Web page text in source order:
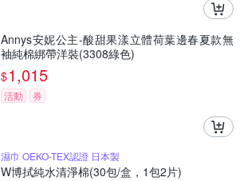
Annys安妮公主-酸甜果漾立體荷葉邊春夏款無
袖純棉綁帶洋裝(3308綠色)
$1,015
活動 券
濕巾 OEKO-TEX認證 日本製
W博拭純水清淨棉(30包/盒，1包2片)